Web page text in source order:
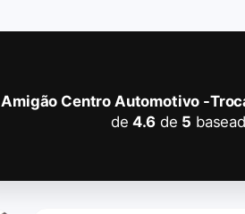
Amigão Centro Automotivo -
de4.6de 5